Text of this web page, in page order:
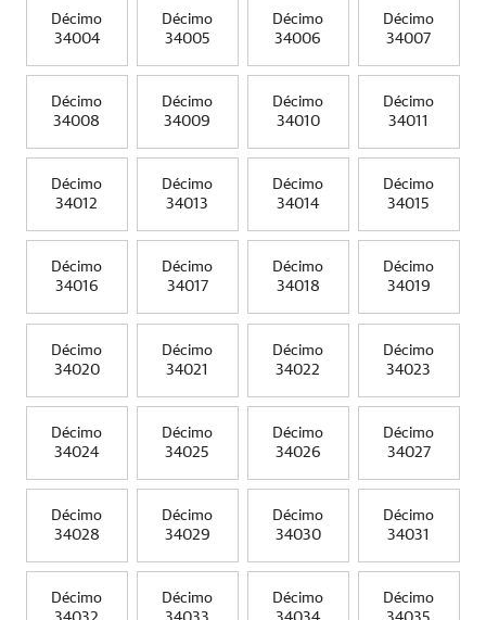
Décimo
34004
Décimo
34005
Décimo
34006
Décimo
34007
Décimo
34008
Décimo
34009
Décimo
34010
Décimo
34011
Décimo
34012
Décimo
34013
Décimo
34014
Décimo
34015
Décimo
34016
Décimo
34017
Décimo
34018
Décimo
34019
Décimo
34020
Décimo
34021
Décimo
34022
Décimo
34023
Décimo
34024
Décimo
34025
Décimo
34026
Décimo
34027
Décimo
34028
Décimo
34029
Décimo
34030
Décimo
34031
Décimo
Décimo
Décimo
Décimo